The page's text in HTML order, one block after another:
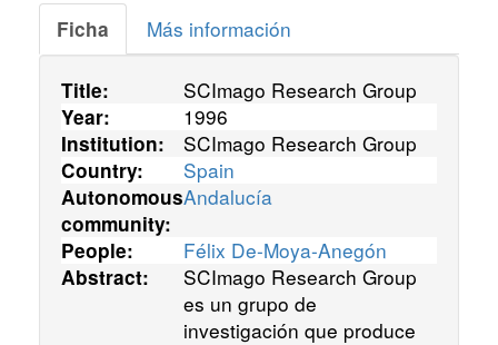
Ficha Más información
Title: SCImago Research Group
Year: 1996
Institution: SCImago Research Group
Country: Spain
Autonomous
community:
Andalucía
People: Félix De-Moya-Anegón
Abstract:
SCImago Research Group
es un grupo de
investigación que produce